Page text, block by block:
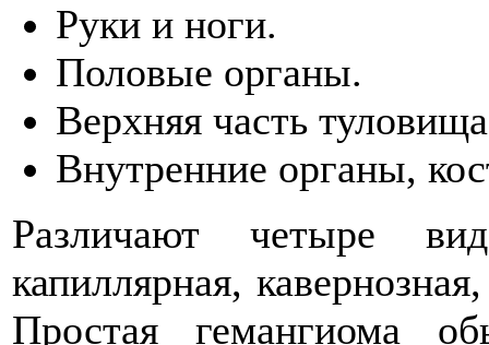
Руки и ноги.
Половые органы.
Верхняя часть
Внутренние органы,
Различают четыре
капиллярная,
Простая гемангиома